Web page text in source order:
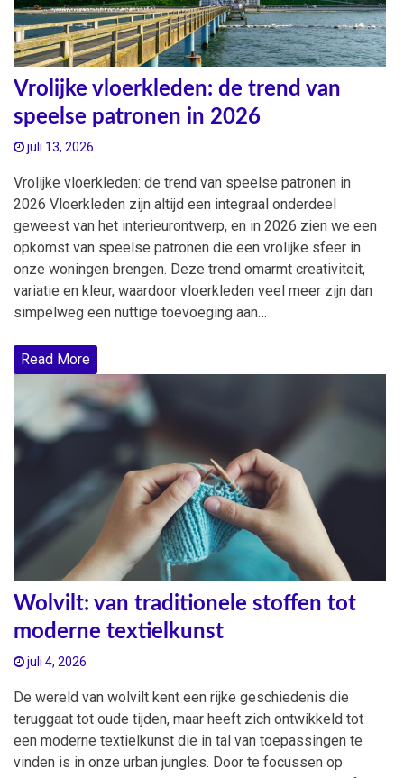
Vrolijke vloerkleden: de trend van
speelse patronen in 2026
juli 13, 2026
Vrolijke vloerkleden: de trend van speelse patronen in
2026 Vloerkleden zijn altijd een integraal onderdeel
geweest van het interieurontwerp, en in 2026 zien we een
opkomst van speelse patronen die een vrolijke sfeer in
onze woningen brengen. Deze trend omarmt creativiteit,
variatie en kleur, waardoor vloerkleden veel meer zijn dan
simpelweg een nuttige toevoeging aan…
Read More
Wolvilt: van traditionele stoffen tot
moderne textielkunst
juli 4, 2026
De wereld van wolvilt kent een rijke geschiedenis die
teruggaat tot oude tijden, maar heeft zich ontwikkeld tot
een moderne textielkunst die in tal van toepassingen te
vinden is in onze urban jungles. Door te focussen op